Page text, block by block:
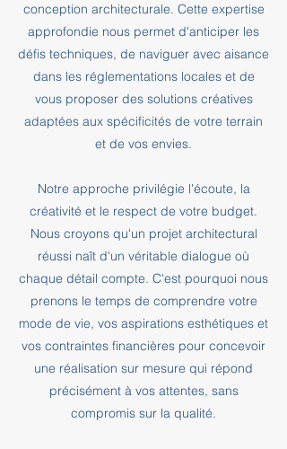
conception architecturale. Cette expertise
approfondie nous permet d'anticiper les
défis techniques, de naviguer avec aisance
dans les réglementations locales et de
vous proposer des solutions créatives
adaptées aux spécificités de votre terrain
et de vos envies.
Notre approche privilégie l'écoute, la
créativité et le respect de votre budget.
Nous croyons qu'un projet architectural
réussi naît d'un véritable dialogue où
chaque détail compte. C'est pourquoi nous
prenons le temps de comprendre votre
mode de vie, vos aspirations esthétiques et
vos contraintes financières pour concevoir
une réalisation sur mesure qui répond
précisément à vos attentes, sans
compromis sur la qualité.